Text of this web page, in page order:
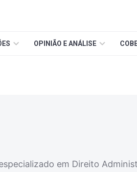
OPINIÃO E ANÁLISE
em Direito